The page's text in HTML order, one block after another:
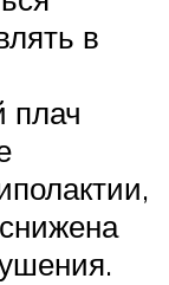
в
плач